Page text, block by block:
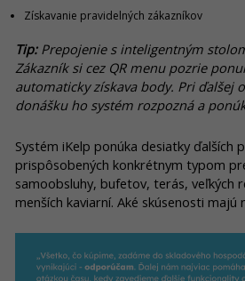
Získavanie pravidelných zákazníkov
Tip:Prepojenie s inteligentným
Zákazník si cez QR menu pozrie
automaticky získava body. Pri ďalšej
donášku ho systém rozpozná a
Systém iKelp ponúka desiatky ďalších
prispôsobených konkrétnym typom
samoobsluhy, bufetov, terás, veľkých
menších kaviarní. Aké skúsenosti majú